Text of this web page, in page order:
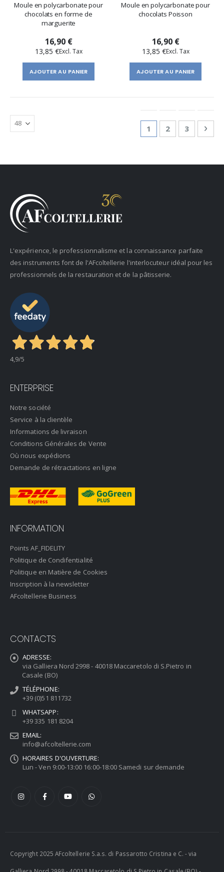
Moule en polycarbonate pour
chocolats en forme de
marguerite
16,90 €
13,85 €
AJOUTER AU PANIER
Moule en polycarbonate pour
chocolats Poisson
16,90 €
13,85 €
AJOUTER AU PANIER
You're currently
1 Page
2 Page
3
L'expérience, le professionnalisme et la connaissance parfaite
des instruments font de l'AFcoltellerie l'interlocuteur idéal pour les
professionnels de la restauration et de la pâtisserie.
4,9/5
ENTERPRISE
Notre société
Service à la clientèle
Informations de livraison
Conditions Générales de Vente
Où nous expédions
Demande de rétractations en ligne
INFORMATION
Points AF_FIDELITY
Politique de Condifentialité
Politique en Matière de Cookies
Inscription à la newsletter
AFcoltellerie Business
CONTACTS
ADRESSE:
via Galliera Nord 2998 - 40018 Maccaretolo di S.Pietro in
Casale (BO)
TÉLÉPHONE:
+39 (0)51 811732
WHATSAPP:
+39 335 181 8204
EMAIL:
info@afcoltellerie.com
HORAIRES D'OUVERTURE:
Lun - Ven 9:00-13:00 16:00-18:00 Samedi sur demande
Copyright 2025 AFcoltellerie S.a.s. di Passarotto Cristina e C. - via